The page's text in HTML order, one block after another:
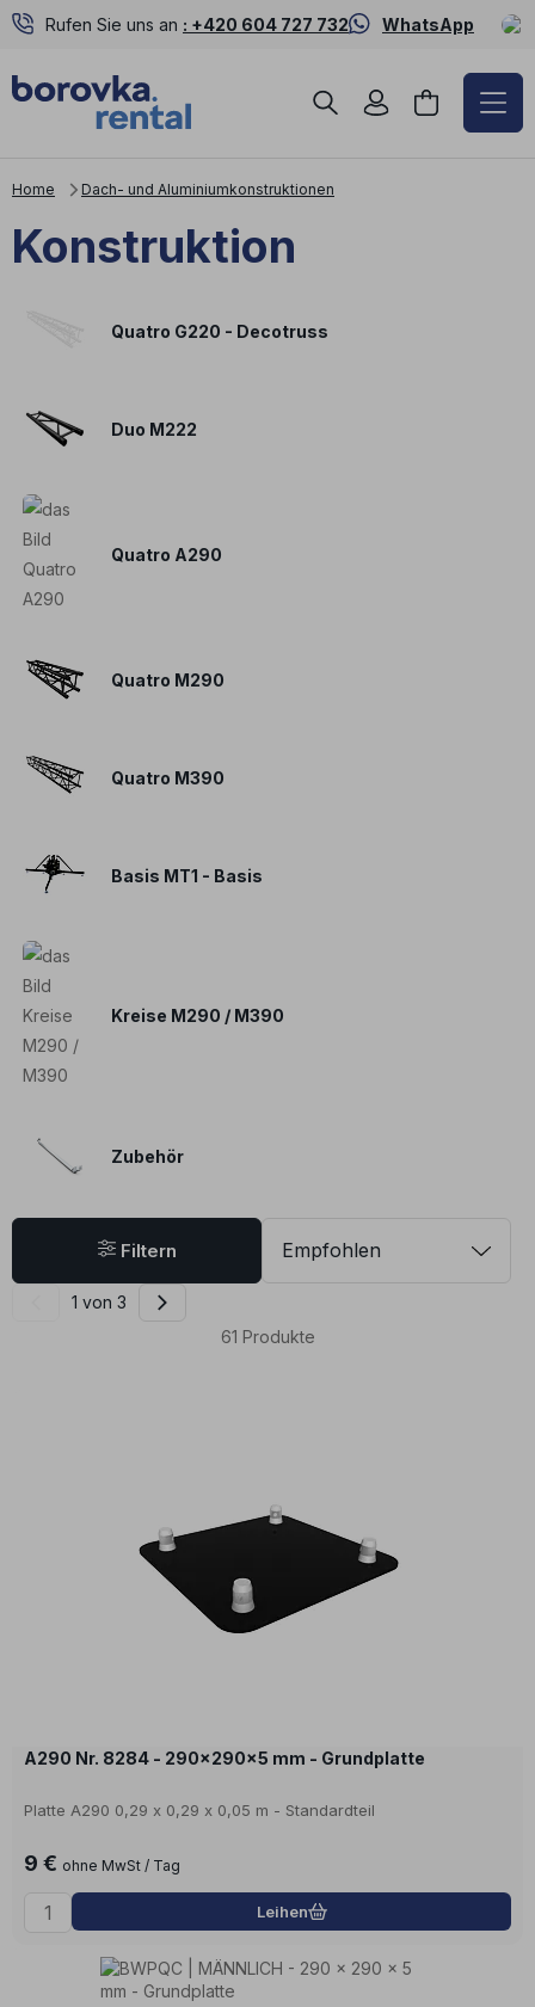
Rufen Sie uns an : +420 604 727 732 WhatsApp
Home Dach- und Aluminiumkonstruktionen
Konstruktion
Quatro G220 - Decotruss
Duo M222
Quatro A290
Quatro M290
Quatro M390
Basis MT1 - Basis
Kreise M290 / M390
Zubehör
61 Produkte
1 von 3
Filtern
A290 Nr. 8284 - 290x290x5 mm - Grundplatte
Platte A290 0,29 x 0,29 x 0,05 m - Standardteil
9 € ohne MwSt / Tag
Leihen